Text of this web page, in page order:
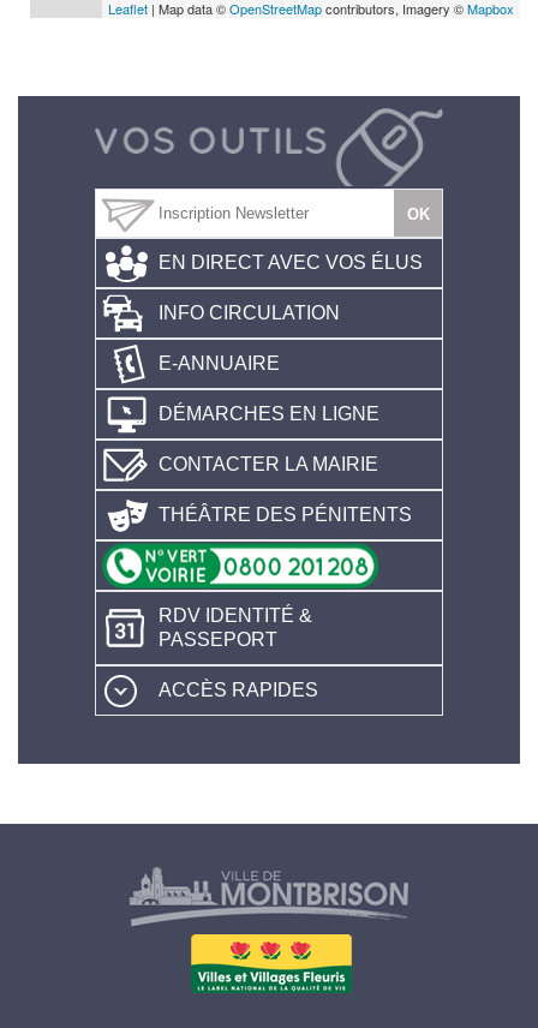
Leaflet | Map data ©OpenStreetMapcontributors, Imagery ©Mapbox
EN DIRECT AVEC VOS ÉLUS
INFO CIRCULATION
E-ANNUAIRE
DÉMARCHES EN LIGNE
CONTACTER LA MAIRIE
THÉÂTRE DES PÉNITENTS
RDV IDENTITÉ &
PASSEPORT
ACCÈS RAPIDES